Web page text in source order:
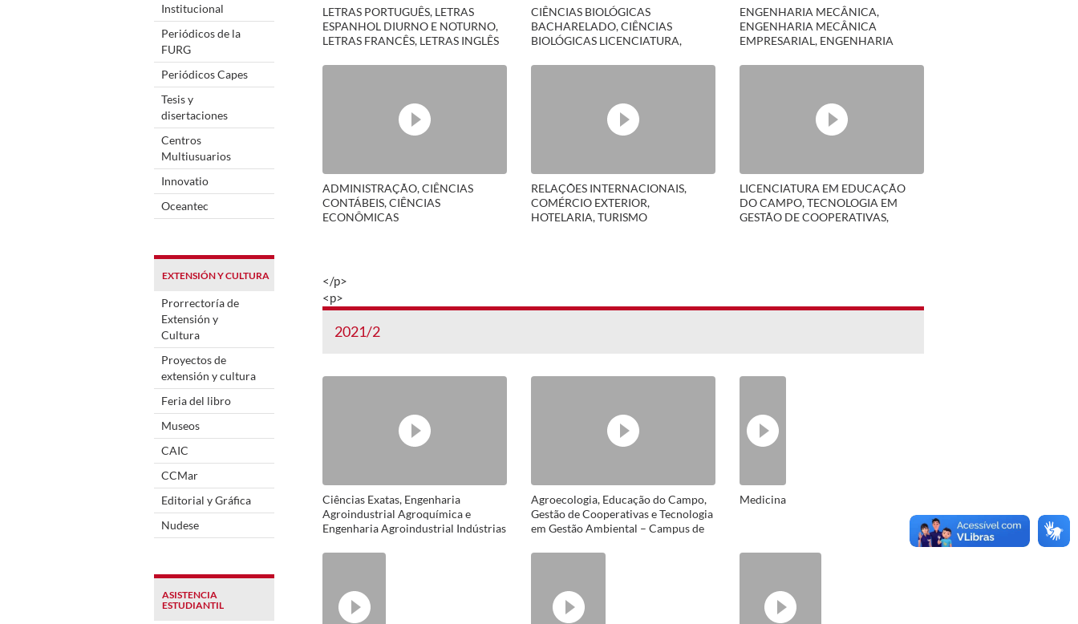
Institucional
Periódicos de la
FURG
Periódicos Capes
Tesis y
disertaciones
Centros
Multiusuarios
Innovatio
Oceantec
EXTENSIÓN Y CULTURA
Prorrectoría de
Extensión y
Cultura
Proyectos de
extensión y cultura
Feria del libro
Museos
CAIC
CCMar
Editorial y Gráfica
Nudese
ASISTENCIA
ESTUDIANTIL
LETRAS PORTUGUÊS, LETRAS
ESPANHOL DIURNO E NOTURNO,
LETRAS FRANCÊS, LETRAS INGLÊS
CIÊNCIAS BIOLÓGICAS
BACHARELADO, CIÊNCIAS
BIOLÓGICAS LICENCIATURA,
AMBIENTAL, TECNOLOGIA EM
ENGENHARIA MECÂNICA,
ENGENHARIA MECÂNICA
EMPRESARIAL, ENGENHARIA
ADMINISTRAÇÃO, CIÊNCIAS
CONTÁBEIS, CIÊNCIAS
ECONÔMICAS
RELAÇÕES INTERNACIONAIS,
COMÉRCIO EXTERIOR,
HOTELARIA, TURISMO
LICENCIATURA EM EDUCAÇÃO
DO CAMPO, TECNOLOGIA EM
GESTÃO DE COOPERATIVAS,
</p>
<p>
2021/2
Ciências Exatas, Engenharia
Agroindustrial Agroquímica e
Engenharia Agroindustrial Indústrias
Antônio da Patrulha
Agroecologia, Educação do Campo,
Gestão de Cooperativas e Tecnologia
em Gestão Ambiental – Campus de
Medicina